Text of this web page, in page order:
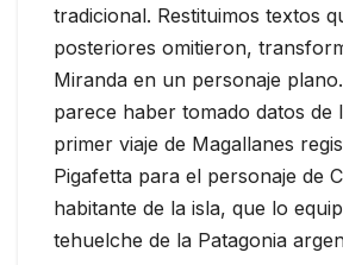
tradicional. Restituimos textos
posteriores omitieron,
Miranda en un personaje
parece haber tomado datos de
primer viaje de Magallanes
Pigafetta para el personaje de
habitante de la isla, que lo
tehuelche de la Patagonia